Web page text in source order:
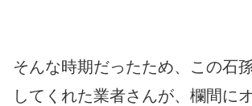
そんな時期だったため、この石
してくれた業者さんが、欄間に